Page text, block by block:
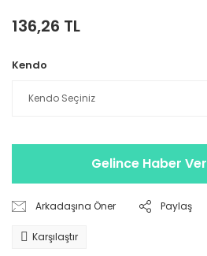
136,26 TL
Kendo
Gelince Haber Ver
Arkadaşına Öner Paylaş
Karşılaştır